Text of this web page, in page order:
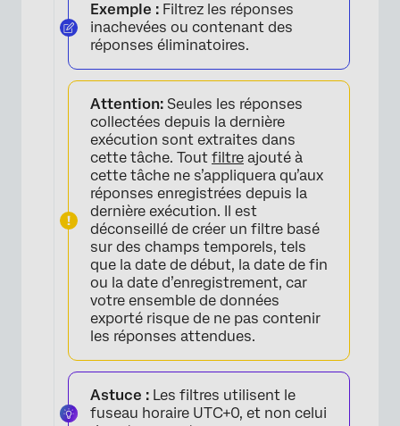
×
×
Exemple : Filtrez les réponses
inachevées ou contenant des
réponses éliminatoires.
Attention: Seules les réponses
collectées depuis la dernière
exécution sont extraites dans
cette tâche. Tout filtre ajouté à
cette tâche ne s’appliquera qu’aux
réponses enregistrées depuis la
dernière exécution. Il est
déconseillé de créer un filtre basé
sur des champs temporels, tels
que la date de début, la date de fin
ou la date d’enregistrement, car
votre ensemble de données
exporté risque de ne pas contenir
les réponses attendues.
Astuce : Les filtres utilisent le
fuseau horaire UTC+0, et non celui